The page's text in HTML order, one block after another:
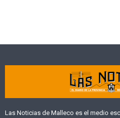
Las Noticias de Malleco es el medio